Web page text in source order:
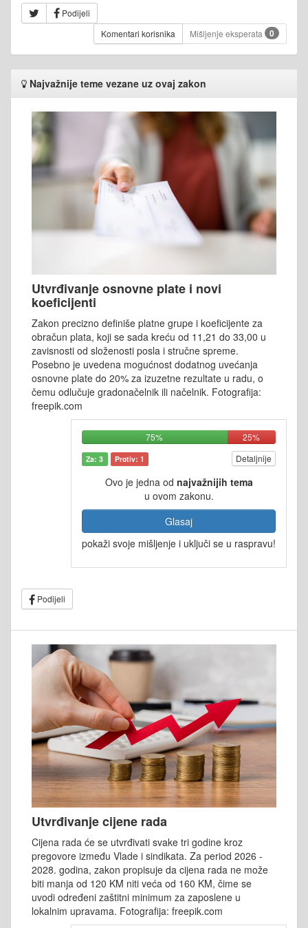
Podijeli
Komentari korisnika
Mišljenje eksperata 0
Najvažnije teme vezane uz ovaj zakon
Utvrđivanje osnovne plate i novi
koeficijenti
Zakon precizno definiše platne grupe i koeficijente za
obračun plata, koji se sada kreću od 11,21 do 33,00 u
zavisnosti od složenosti posla i stručne spreme.
Posebno je uvedena mogućnost dodatnog uvećanja
osnovne plate do 20% za izuzetne rezultate u radu, o
čemu odlučuje gradonačelnik ili načelnik. Fotografija:
freepik.com
75% 25%
Za: 3 Protiv: 1 Detaljnije
Ovo je jedna od najvažnijih tema
u ovom zakonu.
Glasaj
pokaži svoje mišljenje i uključi se u raspravu!
Podijeli
Utvrđivanje cijene rada
Cijena rada će se utvrđivati svake tri godine kroz
pregovore između Vlade i sindikata. Za period 2026 -
2028. godina, zakon propisuje da cijena rada ne može
biti manja od 120 KM niti veća od 160 KM, čime se
uvodi određeni zaštitni minimum za zaposlene u
lokalnim upravama. Fotografija: freepik.com